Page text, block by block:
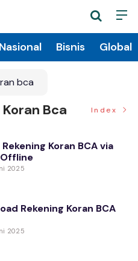
Nasional Bisnis Global
bca
Bca Index
Koran BCA via
2025
Rekening Koran BCA
2025